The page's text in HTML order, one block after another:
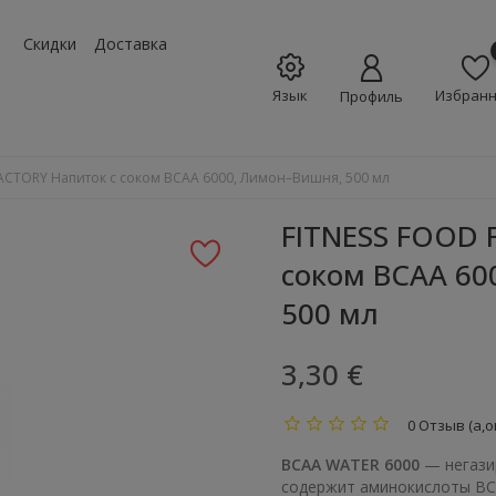
Скидки Доставка
Язык Профиль
Напиток с соком BCAA 6000, Лимон–Вишня, 500 мл
FITNESS
соком BCAA
500 мл
3,30 €
0 Отзыв
BCAA WATER 6000 —
содержит аминокислоты